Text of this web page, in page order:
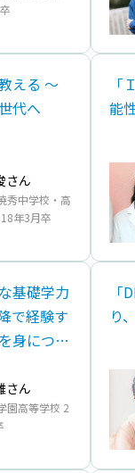
える ～
代へ
さん
秀中学校・高
年3月卒
能
基礎学力
で経験す
身につけ
さん
園高等学校 2
り